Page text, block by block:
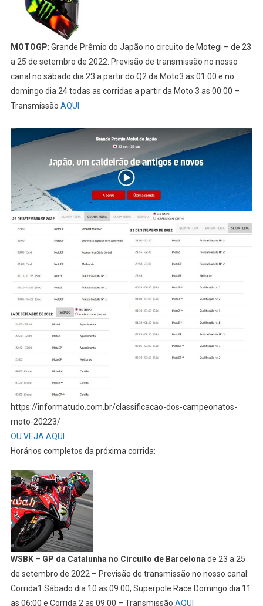
MOTOGP: Grande Prêmio do Japão no circuito de Motegi – de 23
a 25 de setembro de 2022: Previsão de transmissão no nosso
canal no sábado dia 23 a partir do Q2 da Moto3 as 01:00 e no
domingo dia 24 todas as corridas a partir da Moto 3 as 00:00 –
Transmissão AQUI
https://informatudo.com.br/classificacao-dos-campeonatos-
moto-20223/
OU VEJA AQUI
Horários completos da próxima corrida:
WSBK– GP da Catalunha no Circuito de Barcelona de 23 a 25
de setembro de 2022 – Previsão de transmissão no nosso canal:
Corrida1 Sábado dia 10 as 09:00, Superpole Race Domingo dia 11
as 06:00 e Corrida 2 as 09:00 – Transmissão AQUI